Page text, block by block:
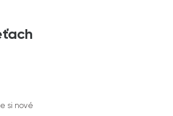
si nové